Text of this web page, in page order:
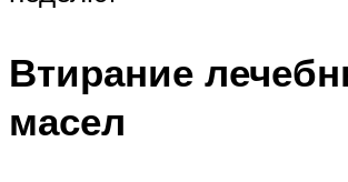
Втирание
масел